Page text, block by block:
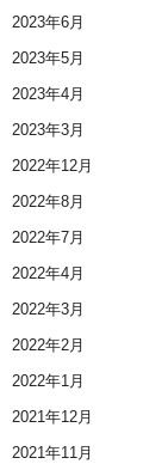
2023年6月
2023年5月
2023年4月
2023年3月
2022年12月
2022年8月
2022年7月
2022年4月
2022年3月
2022年2月
2022年1月
2021年12月
2021年11月